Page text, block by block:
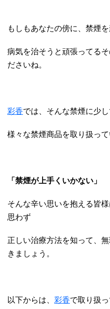
もしもあなたの傍に、禁煙
病気を治そうと頑張ってる
ださいね。
彩香では、そんな禁煙に少
様々な禁煙商品を取り扱って
「禁煙が上手くいかない」
そんな辛い思いを抱える皆
思わず
正しい治療方法を知って、
きましょう。
以下からは、 彩香で取り扱